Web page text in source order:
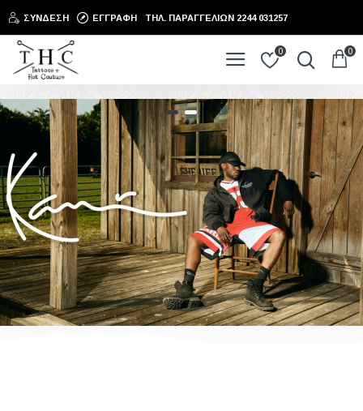
THC
ΣΎΝΔΕΣΗ ΕΓΓΡΑΦΉ ΤΗΛ. ΠΑΡΑΓΓΕΛΙΩΝ 2244 031257
0 0